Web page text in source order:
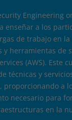
Engineering
enseñar a los
de trabajo en
y herramientas de
(AWS). Este
técnicas y
proporcionando a
necesario para
en la